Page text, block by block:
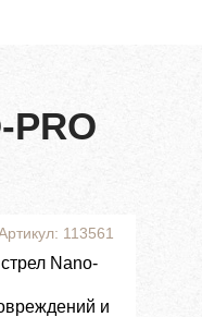
PRO
113561
Nano-
и